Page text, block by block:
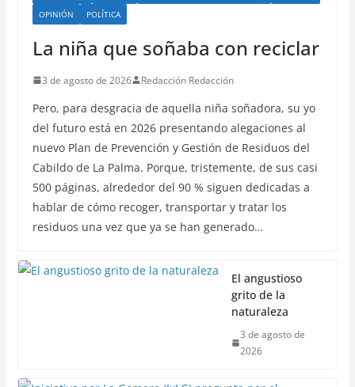
OPINIÓN
POLÍTICA
La niña que soñaba con reciclar
3 de agosto de 2026 Redacción Redacción
Pero, para desgracia de aquella niña soñadora, su yo
del futuro está en 2026 presentando alegaciones al
nuevo Plan de Prevención y Gestión de Residuos del
Cabildo de La Palma. Porque, tristemente, de sus casi
500 páginas, alrededor del 90 % siguen dedicadas a
hablar de cómo recoger, transportar y tratar los
residuos una vez que ya se han generado…
El angustioso
grito de la
naturaleza
3 de agosto de
2026